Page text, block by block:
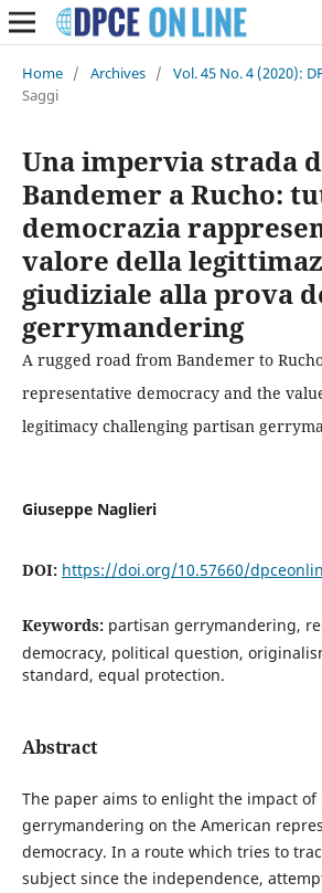
Home / Archives / Vol. 45 No. 4 (2020):
Saggi
Una impervia strada
Bandemer a Rucho:
democrazia
valore della
giudiziale alla prova
gerrymandering
A rugged road from Bandemer to
representative democracy and the
legitimacy challenging partisan
Giuseppe Naglieri
DOI: https://doi.org/10.57660/
Keywords: partisan gerrymandering,
democracy, political question,
standard, equal protection.
Abstract
The paper aims to enlight the impact
gerrymandering on the American
democracy. In a route which tries to
subject since the independence,